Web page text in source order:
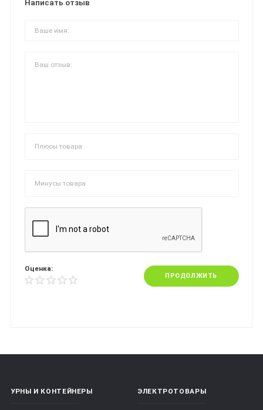
Написать отзыв
Оценка:
ПРОДОЛЖИТЬ
УРНЫ И КОНТЕЙНЕРЫ ЭЛЕКТРОТОВАРЫ